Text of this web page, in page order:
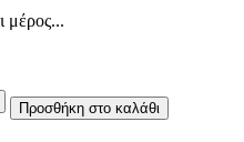
μέρος...